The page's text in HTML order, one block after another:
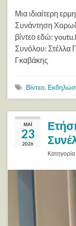
Μια ιδιαίτερη
Συνάντηση
βίντεο εδώ:
Συνόλου: Στέλλα
Γκαβάκης
Βίντεο,
ΜΆΙ
23
2026
Κατηγορία